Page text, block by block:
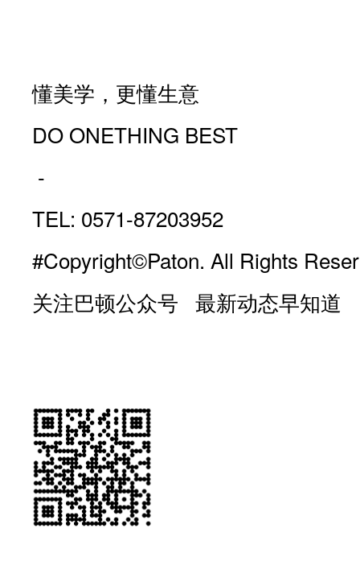
懂美学，更懂生意
DO ONETHING BEST
-
TEL: 0571-87203952
#Copyright©Paton. All Rights
关注巴顿公众号 最新动态早知道